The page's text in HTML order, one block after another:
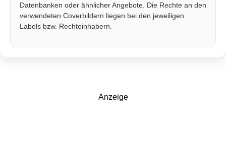
Datenbanken oder ähnlicher Angebote. Die Rechte an den
verwendeten Coverbildern liegen bei den jeweiligen
Labels bzw. Rechteinhabern.
Anzeige